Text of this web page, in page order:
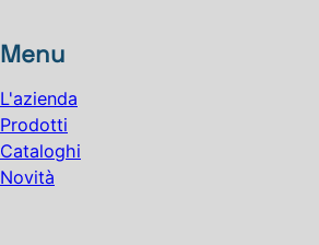
Menu
L'azienda
Prodotti
Cataloghi
Novità